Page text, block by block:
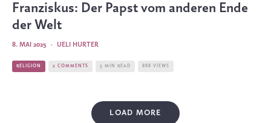
Franziskus: Der Papst vom anderen Ende
der Welt
UELI HURTER
·
8. MAI 2025
RELIGION 2 COMMENTS 5 MIN READ 888 VIEWS
LOAD MORE